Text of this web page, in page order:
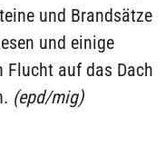
und Brandsätze
und einige
Flucht auf das Dach
(epd/mig)